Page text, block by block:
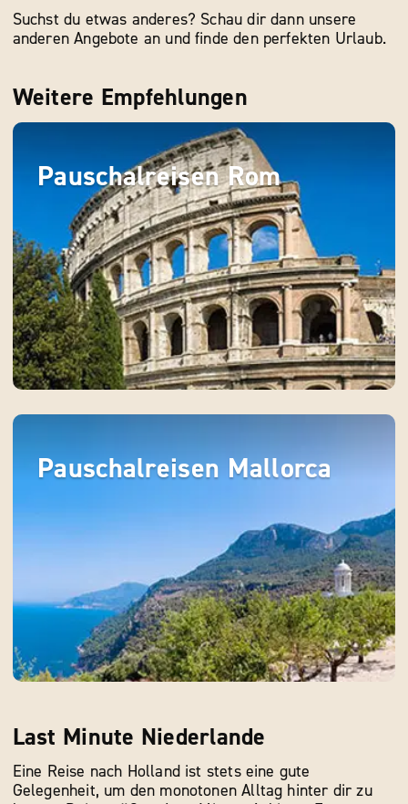
Suchst du etwas anderes? Schau dir dann unsere
anderen Angebote an und finde den perfekten Urlaub.
Weitere Empfehlungen
Pauschalreisen Rom
Pauschalreisen Mallorca
Last Minute Niederlande
Eine Reise nach Holland ist stets eine gute
Gelegenheit, um den monotonen Alltag hinter dir zu